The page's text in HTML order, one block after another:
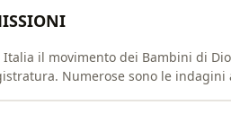
il movimento dei Bambini di
Numerose sono le indagini